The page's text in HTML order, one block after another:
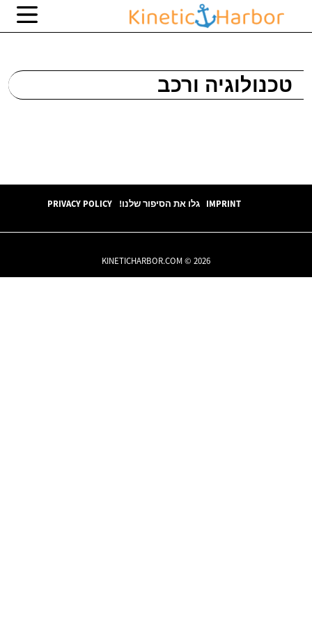
טכנולוגיה ורכב
IMPRINT גלו את הסיפור שלנו! PRIVACY POLICY
KINETICHARBOR.COM © 2026